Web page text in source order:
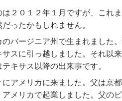
２０１２年１月ですが、これ
ったかもしれません。
バージニア州で生まれました
スに引っ越しました。それ以
キサス以降の出来事です。
アメリカに来ました。父は京
メリカで起業しました。父の